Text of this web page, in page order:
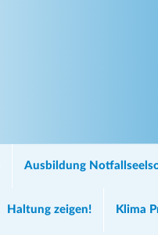
Ausbildung
Haltung zeigen! Klima